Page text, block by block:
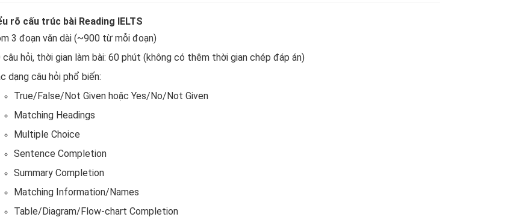
rõ cấu trúc bài Reading IELTS
3 đoạn văn dài (~900 từ mỗi đoạn)
câu hỏi, thời gian làm bài: 60 phút (không có thêm thời gian chép đáp án)
dạng câu hỏi phổ biến:
True/False/Not Given hoặc Yes/No/Not Given
Matching Headings
Multiple Choice
Sentence Completion
Summary Completion
Matching Information/Names
Table/Diagram/Flow-chart Completion